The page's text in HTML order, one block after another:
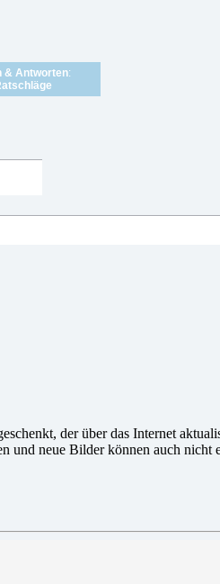
& Antworten:
der über das Internet
und neue Bilder können auch